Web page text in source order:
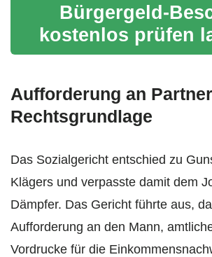
Bürgergeld-
kostenlos prüfen
Aufforderung an
Rechtsgrundlage
Das Sozialgericht entschied zu
Klägers und verpasste damit dem
Dämpfer. Das Gericht führte aus,
Aufforderung an den Mann,
Vordrucke für die